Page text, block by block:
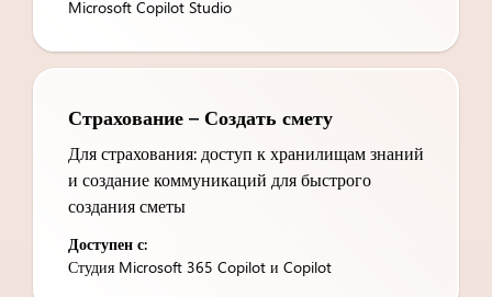
Microsoft Copilot Studio
Страхование – Создать смету
Для страхования: доступ к хранилищам знаний
и создание коммуникаций для быстрого
создания сметы
Доступен с:
Студия Microsoft 365 Copilot и Copilot